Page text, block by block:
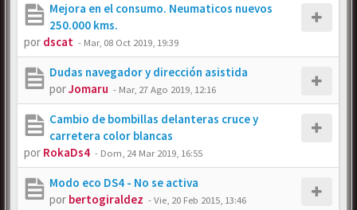
Mejora en el consumo. Neumaticos nuevos
250.000 kms.
por dscat - Mar, 08 Oct 2019, 19:39
Dudas navegador y dirección asistida
porJomaru - Mar, 27 Ago 2019, 12:16
Cambio de bombillas delanteras cruce y
carretera color blancas
por RokaDs4 - Dom, 24 Mar 2019, 16:55
Modo eco DS4 - No se activa
por bertogiraldez -Vie, 20 Feb 2015, 13:46